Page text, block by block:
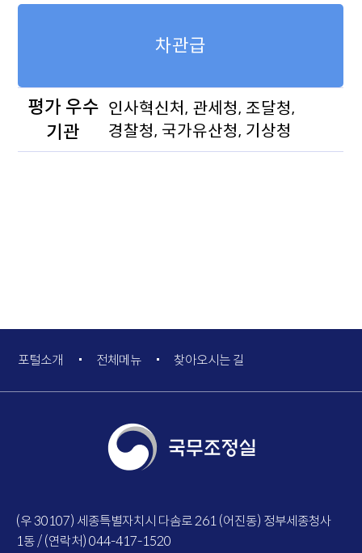
차관급
평가 우수
기관
인사혁신처, 관세청, 조달청,
경찰청, 국가유산청, 기상청
포털소개 전체메뉴 찾아오시는 길
(우 30107) 세종특별자치시 다솜로 261 (어진동) 정부세종청사
1동 / (연락처) 044-417-1520